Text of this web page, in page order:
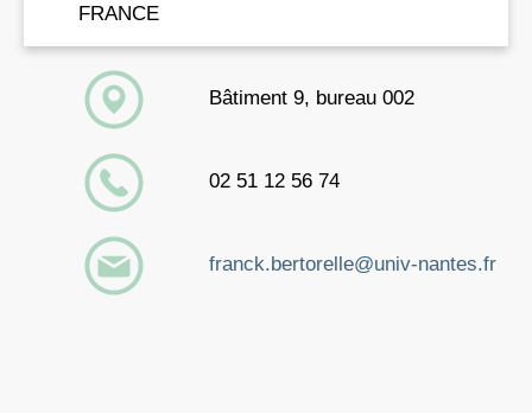
to proteins
Article de journal
Dans:Research Square,2021.
Résumé|Liens
Combes, Guillaume F.; Fakhouri, Hussein; Moulin,
Christophe; Girod, Marion; Bertorelle, Franck; Basu,
Srestha; Ladouce, Romain; Bakulić, Martina Perić;
Brevet, Pierre-François; Dugourd, Philippe; Krisko,
Anita; Trajković, Katarina; Radman, Miroslav;
FRANCE
Bâtiment 9, bureau 002
02 51 12 56 74
franck.bertorelle@univ-nantes.fr